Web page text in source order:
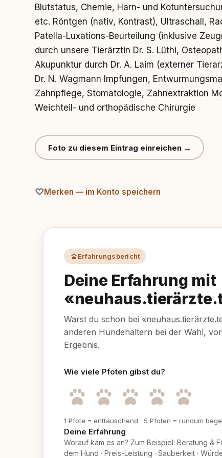
Blutstatus, Chemie, Harn- und
etc. Röntgen (nativ, Kontrast), Ultraschall,
Patella-Luxations-Beurteilung (inklusive
durch unsere Tierärztin Dr. S. Lüthi,
Akupunktur durch Dr. A. Laim (externer
Dr. N. Wagmann Impfungen,
Zahnpflege, Stomatologie, Zahnextraktion
Weichteil- und orthopädische Chirurgie
Foto zu diesem Eintrag einreichen →
Merken — im Konto speichern
Erfahrungsbericht
Deine Erfahrung mit
Warst du schon bei
anderen Hundehaltern bei der Wahl,
Ergebnis.
Wie viele Pfoten gibst du?
1 Pfote = enttäuschend · 5 Pfoten = rundum
Deine Erfahrung
Worauf kam es an? Zum Beispiel: Beratung &
dem Hund · Preis-Leistung · Sauberkeit ·